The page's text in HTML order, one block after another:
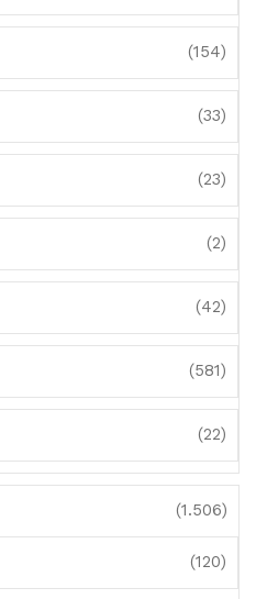
(154)
(33)
(23)
(2)
(42)
(581)
(22)
(1.506)
(120)